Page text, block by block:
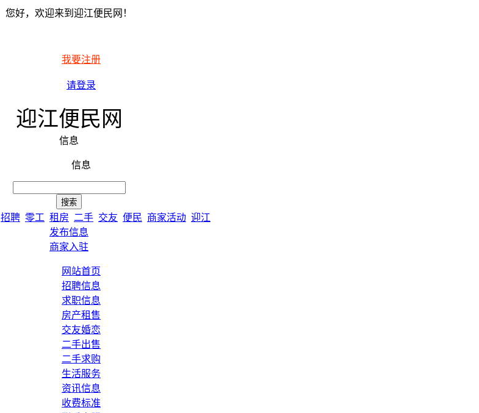
您好，欢迎来到迎江便民网！
我要注册
请登录
迎江便民网
信息
信息
招聘 零工 租房 二手 交友 便民 商家活动 迎江
发布信息
商家入驻
网站首页
招聘信息
求职信息
房产租售
交友婚恋
二手出售
二手求购
生活服务
资讯信息
收费标准